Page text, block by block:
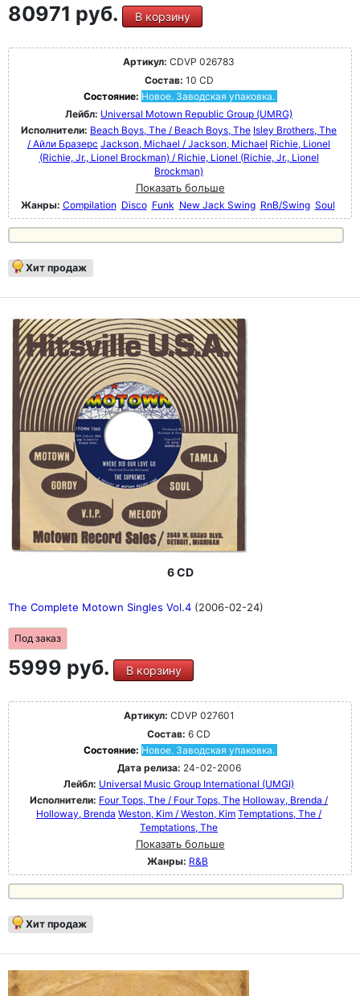
80971 руб. В корзину
Артикул: CDVP 026783
Состав: 10 CD
Состояние: Новое. Заводская упаковка.
Лейбл: Universal Motown Republic Group (UMRG)
Исполнители: Beach Boys, The / Beach Boys, The Isley Brothers, The
/ Айли Бразерс Jackson, Michael / Jackson, Michael Richie, Lionel
(Richie, Jr., Lionel Brockman) / Richie, Lionel (Richie, Jr., Lionel
Brockman)
Показать больше
Жанры: Compilation Disco Funk New Jack Swing RnB/Swing Soul
Хит продаж
6 CD
The Complete Motown Singles Vol.4 (2006-02-24)
Под заказ
5999 руб. В корзину
Артикул: CDVP 027601
Состав: 6 CD
Состояние: Новое. Заводская упаковка.
Дата релиза: 24-02-2006
Лейбл: Universal Music Group International (UMGI)
Исполнители: Four Tops, The / Four Tops, The Holloway, Brenda /
Holloway, Brenda Weston, Kim / Weston, Kim Temptations, The /
Temptations, The
Показать больше
Жанры: R&B
Хит продаж